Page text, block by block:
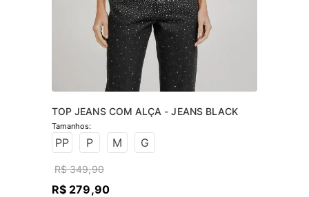
TOP JEANS COM ALÇA - JEANS BLACK
PP P M G
R$ 349,90
R$ 279,90